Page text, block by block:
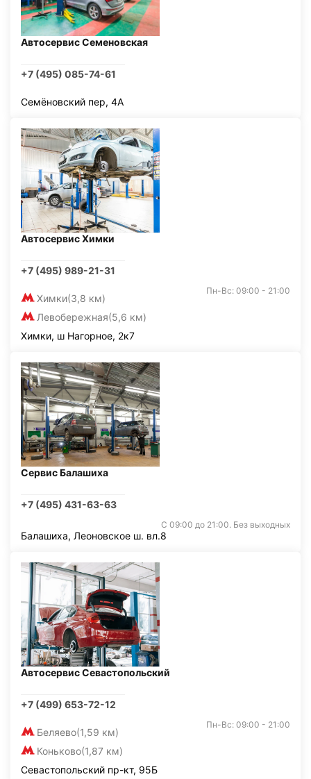
Автосервис Семеновская
+7 (495) 085-74-61
Семёновский пер, 4А
Автосервис Химки
+7 (495) 989-21-31
Химки(3,8 км)
Левобережная(5,6 км)
Пн-Вс: 09:00 - 21:00
Химки, ш Нагорное, 2к7
Сервис Балашиха
+7 (495) 431-63-63
С 09:00 до 21:00. Без выходных
Балашиха, Леоновское ш. вл.8
Автосервис Севастопольский
+7 (499) 653-72-12
Беляево(1,59 км)
Коньково(1,87 км)
Пн-Вс: 09:00 - 21:00
Севастопольский пр-кт, 95Б